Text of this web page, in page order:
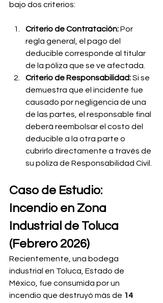
bajo dos criterios:
Criterio de Contratación: Por
regla general, el pago del
deducible corresponde al titular
de la póliza que se ve afectada.
Criterio de Responsabilidad: Si se
demuestra que el incidente fue
causado por negligencia de una
de las partes, el responsable final
deberá reembolsar el costo del
deducible a la otra parte o
cubrirlo directamente a través de
su póliza de Responsabilidad Civil.
Caso de Estudio:
Incendio en Zona
Industrial de Toluca
(Febrero 2026)
Recientemente, una bodega
industrial en Toluca, Estado de
México, fue consumida por un
incendio que destruyó más de 14